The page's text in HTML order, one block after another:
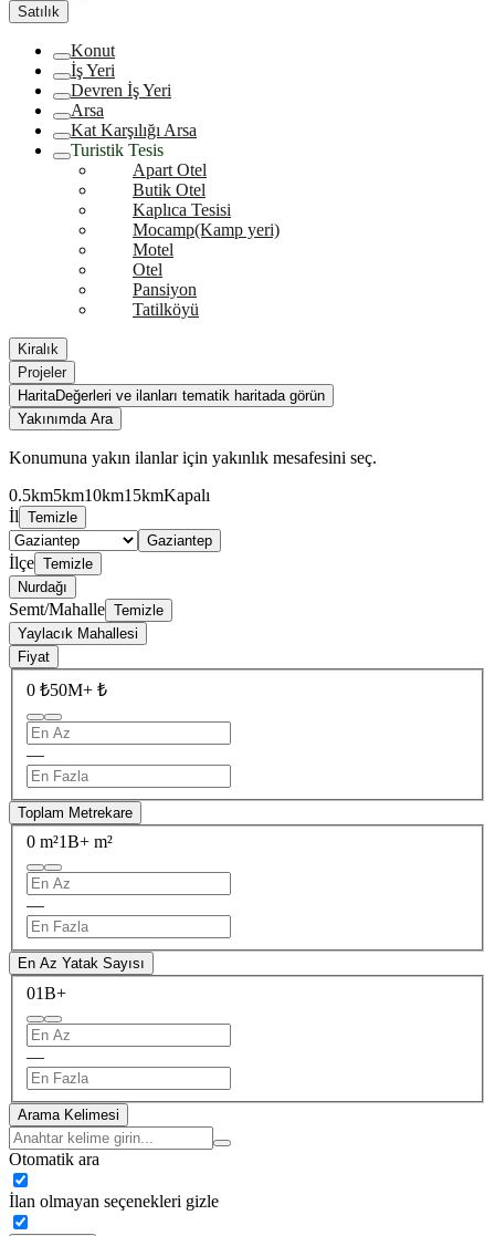
Satılık
Konut
İş Yeri
Devren İş Yeri
Arsa
Kat Karşılığı Arsa
Turistik Tesis
Apart Otel
Butik Otel
Kaplıca Tesisi
Mocamp(Kamp yeri)
Motel
Otel
Pansiyon
Tatilköyü
Kiralık
Projeler
HaritaDeğerleri ve ilanları tematik haritada görün
Yakınımda Ara
Konumuna yakın ilanlar için yakınlık mesafesini seç.
0.5km5km10km15kmKapalı
İl Temizle
Gaziantep
İlçe Temizle
Nurdağı
Semt/Mahalle Temizle
Yaylacık Mahallesi
Fiyat
0 ₺50M+ ₺
—
Toplam Metrekare
0 m²1B+ m²
—
En Az Yatak Sayısı
01B+
—
Arama Kelimesi
Otomatik ara
İlan olmayan seçenekleri gizle